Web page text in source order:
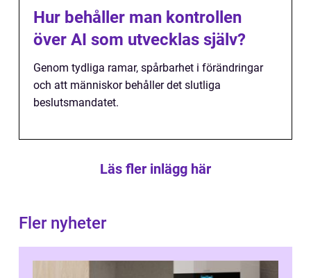
Hur behåller man kontrollen
över AI som utvecklas själv?
Genom tydliga ramar, spårbarhet i förändringar
och att människor behåller det slutliga
beslutsmandatet.
Läs fler inlägg här
Fler nyheter